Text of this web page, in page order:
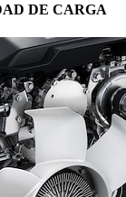
DE CARGA